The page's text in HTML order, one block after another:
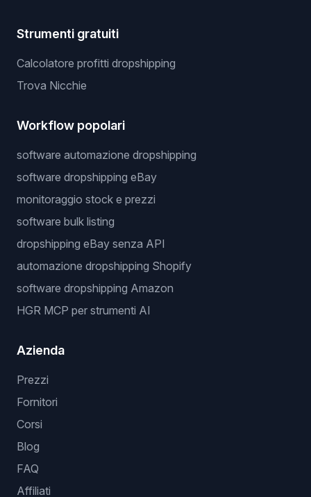
Strumenti gratuiti
Calcolatore profitti dropshipping
Trova Nicchie
Workflow popolari
software automazione dropshipping
software dropshipping eBay
monitoraggio stock e prezzi
software bulk listing
dropshipping eBay senza API
automazione dropshipping Shopify
software dropshipping Amazon
HGR MCP per strumenti AI
Azienda
Prezzi
Fornitori
Corsi
Blog
FAQ
Affiliati